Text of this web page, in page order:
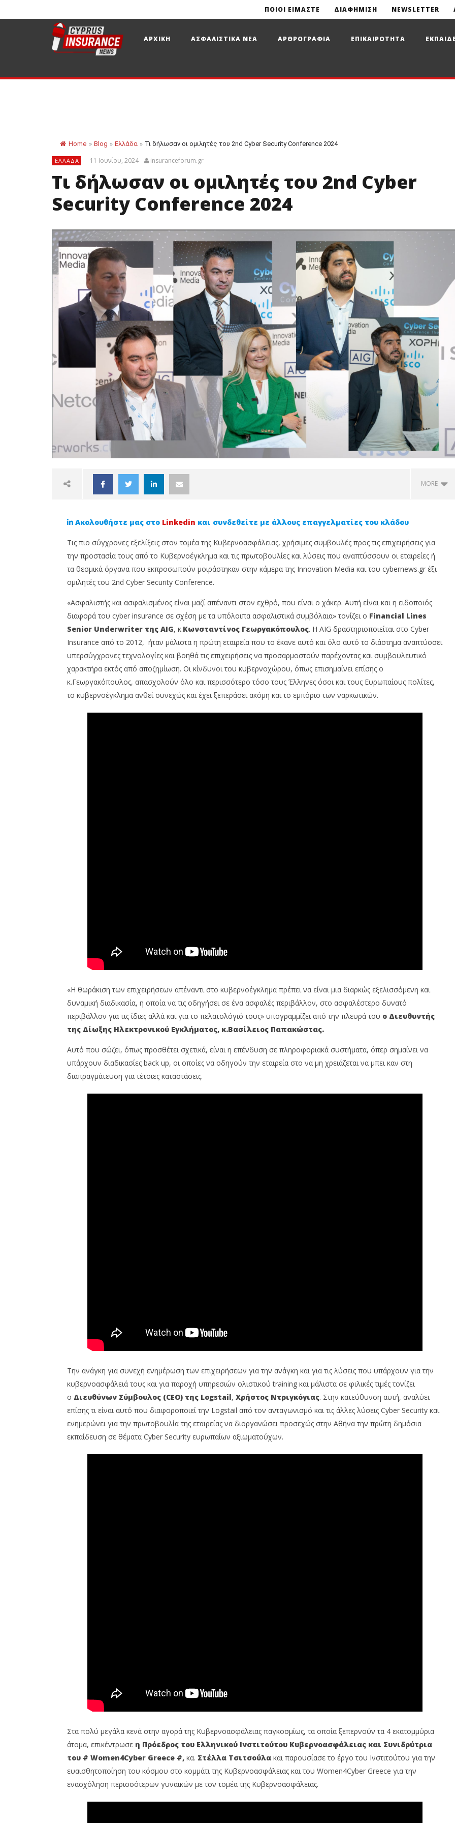
ΠΟΙΟΙ ΕΙΜΑΣΤΕ ΔΙΑΦΗΜΙΣΗ NEWSLETTER
ΑΡΧΙΚΗ ΑΣΦΑΛΙΣΤΙΚΑ ΝΕΑ ΑΡΘΡΟΓΡΑΦΙΑ ΕΠΙΚΑΙΡΟΤΗΤΑ
Home » Blog » Ελλάδα » Τι δήλωσαν οι ομιλητές του 2nd Cyber Security Conference 2024
ΕΛΛΆΔΑ 11 Ιουνίου, 2024 insuranceforum.gr
Τι δήλωσαν οι ομιλητές του 2nd Cyber
Security Conference 2024
MORE
NOW VIEWING
Τι δήλωσαν οι ομιλητές του
2nd Cyber Security Conference
2024
11
Ιουνίου,
2024
insuranceforum.gr
Άνοιξαν οι εγγραφές για το
MDRT Day by MCC Hellas 2026
στην Αρχαία Ολυμπία
11
Ιουνίου,
2024
insuranceforum.gr
Η MDRT Hellas στο MDRT Annual
Meeting 2026: Γνώση,
έμπνευση και παγκόσμια
δικτύωση
Ιουνίου,
2024
insuranceforum.gr
Ακολουθήστε μας στο Linkedin και συνδεθείτε με άλλους επαγγελματίες του κλάδου
Τις πιο σύγχρονες εξελίξεις στον τομέα της Κυβερνοασφάλειας, χρήσιμες συμβουλές προς τις επιχειρήσεις για
την προστασία τους από το Κυβερνοέγκλημα και τις πρωτοβουλίες και λύσεις που αναπτύσσουν οι εταιρείες ή
τα θεσμικά όργανα που εκπροσωπούν μοιράστηκαν στην κάμερα της Innovation Media και του cybernews.gr έξι
ομιλητές του 2nd Cyber Security Conference.
«Ασφαλιστής και ασφαλισμένος είναι μαζί απέναντι στον εχθρό, που είναι ο χάκερ. Αυτή είναι και η ειδοποιός
διαφορά του cyber insurance σε σχέση με τα υπόλοιπα ασφαλιστικά συμβόλαια» τονίζει ο Financial Lines
Senior Underwriter της AIG, κ.Κωνσταντίνος Γεωργακόπουλος. Η AIG δραστηριοποιείται στο Cyber
Insurance από το 2012, ήταν μάλιστα η πρώτη εταιρεία που το έκανε αυτό και όλο αυτό το διάστημα αναπτύσσει
υπερσύγχρονες τεχνολογίες και βοηθά τις επιχειρήσεις να προσαρμοστούν παρέχοντας και συμβουλευτικό
χαρακτήρα εκτός από αποζημίωση. Οι κίνδυνοι του κυβερνοχώρου, όπως επισημαίνει επίσης ο
κ.Γεωργακόπουλος, απασχολούν όλο και περισσότερο τόσο τους Έλληνες όσοι και τους Ευρωπαίους πολίτες,
το κυβερνοέγκλημα ανθεί συνεχώς και έχει ξεπεράσει ακόμη και το εμπόριο των ναρκωτικών.
«Η θωράκιση των επιχειρήσεων απέναντι στο κυβερνοέγκλημα πρέπει να είναι μια διαρκώς εξελισσόμενη και
δυναμική διαδικασία, η οποία να τις οδηγήσει σε ένα ασφαλές περιβάλλον, στο ασφαλέστερο δυνατό
περιβάλλον για τις ίδιες αλλά και για το πελατολόγιό τους» υπογραμμίζει από την πλευρά του ο Διευθυντής
της Δίωξης Ηλεκτρονικού Εγκλήματος, κ.Βασίλειος Παπακώστας.
Αυτό που σώζει, όπως προσθέτει σχετικά, είναι η επένδυση σε πληροφοριακά συστήματα, όπερ σημαίνει να
υπάρχουν διαδικασίες back up, οι οποίες να οδηγούν την εταιρεία στο να μη χρειάζεται να μπει καν στη
διαπραγμάτευση για τέτοιες καταστάσεις.
Την ανάγκη για συνεχή ενημέρωση των επιχειρήσεων για την ανάγκη και για τις λύσεις που υπάρχουν για την
κυβερνοασφάλειά τους και για παροχή υπηρεσιών ολιστικού training και μάλιστα σε φιλικές τιμές τονίζει
ο Διευθύνων Σύμβουλος (CEO) της Logstail, Χρήστος Ντριγκόγιας. Στην κατεύθυνση αυτή, αναλύει
επίσης τι είναι αυτό που διαφοροποιεί την Logstail από τον ανταγωνισμό και τις άλλες λύσεις Cyber Security και
ενημερώνει για την πρωτοβουλία της εταιρείας να διοργανώσει προσεχώς στην Αθήνα την πρώτη δημόσια
εκπαίδευση σε θέματα Cyber Security ευρωπαίων αξιωματούχων.
Στα πολύ μεγάλα κενά στην αγορά της Κυβερνοασφάλειας παγκοσμίως, τα οποία ξεπερνούν τα 4 εκατομμύρια
άτομα, επικέντρωσε η Πρόεδρος του Ελληνικού Ινστιτούτου Κυβερνοασφάλειας και Συνιδρύτρια
του # Women4Cyber Greece #,κα. Στέλλα Τσιτσούλακαι παρουσίασε το έργο του Ινστιτούτου για την
ευαισθητοποίηση του κόσμου στο κομμάτι της Κυβερνοασφάλειας και του Women4Cyber Greece για την
ενασχόληση περισσότερων γυναικών με τον τομέα της Κυβερνοασφάλειας.